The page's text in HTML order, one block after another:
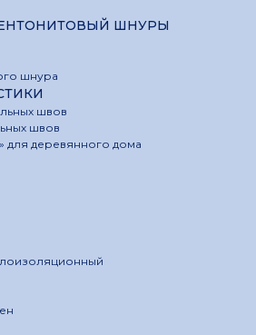
ШНУРЫ
шнура
швов
швов
для деревянного дома